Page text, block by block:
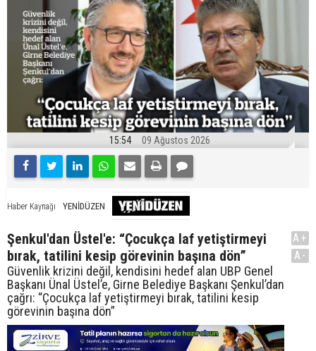
15:54 09 Ağustos 2026
Haber Kaynağı YENİDÜZEN
Şenkul'dan Üstel'e: “Çocukça laf yetiştirmeyi
bırak, tatilini kesip görevinin başına dön”
Güvenlik krizini değil, kendisini hedef alan UBP Genel
Başkanı Ünal Üstel’e, Girne Belediye Başkanı Şenkul’dan
çağrı: “Çocukça laf yetiştirmeyi bırak, tatilini kesip
görevinin başına dön”
A+
A-